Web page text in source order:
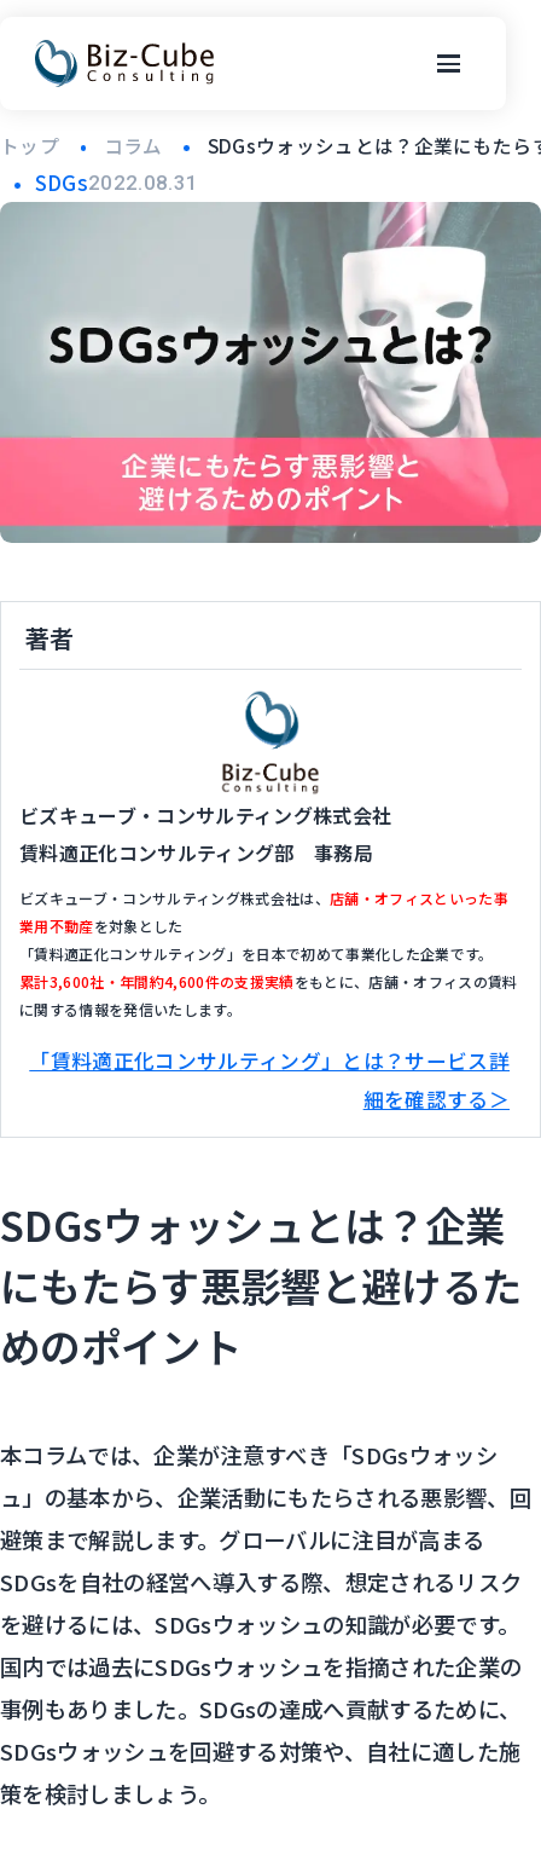
トップ コラム SDGsウォッシュとは？企業にもた
SDGs2022.08.31
著者
ビズキューブ・コンサルティング株式会社
賃料適正化コンサルティング部 事務局
ビズキューブ・コンサルティング株式会社は、 店舗・オフィスといった事
業用不動産を対象とした
「賃料適正化コンサルティング」を日本で初めて事業化した企業です。
累計3,600社・年間約4,600件の支援実績をもとに、店舗・オフィスの賃料
に関する情報を発信いたします。
「賃料適正化コンサルティング」とは？サービス詳
細を確認する＞
SDGsウォッシュとは？企業
にもたらす悪影響と避けるた
めのポイント
本コラムでは、企業が注意すべき「SDGsウォッシ
ュ」の基本から、企業活動にもたらされる悪影響、回
避策まで解説します。グローバルに注目が高まる
SDGsを自社の経営へ導入する際、想定されるリスク
を避けるには、SDGsウォッシュの知識が必要です。
国内では過去にSDGsウォッシュを指摘された企業の
事例もありました。SDGsの達成へ貢献するために、
SDGsウォッシュを回避する対策や、自社に適した施
策を検討しましょう。